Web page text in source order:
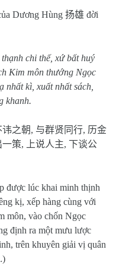
Dương Hùng 扬雄 đời
chi thế, xứ bất huý
Kim môn thướng Ngọc
nhất kì, xuất nhất sách,
khanh.
讳之朝, 与群贤同行, 历金
一策, 上说人主, 下谈公
được lúc khai minh thịnh
kị, xếp hàng cùng với
môn, vào chốn Ngọc
định ra một mưu lược
trên khuyên giải vị quân